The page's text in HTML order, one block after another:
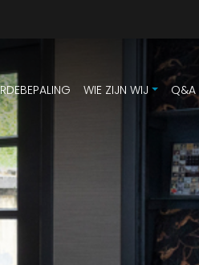
WIE ZIJN WIJ Q&A